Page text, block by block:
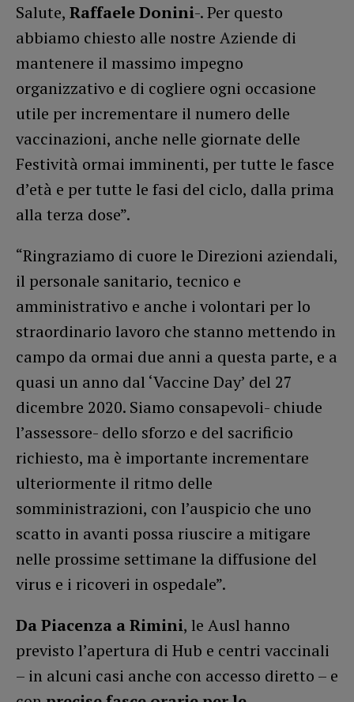
Salute, Raffaele Donini-. Per questo
abbiamo chiesto alle nostre Aziende di
mantenere il massimo impegno
organizzativo e di cogliere ogni occasione
utile per incrementare il numero delle
vaccinazioni, anche nelle giornate delle
Festività ormai imminenti, per tutte le fasce
d’età e per tutte le fasi del ciclo, dalla prima
alla terza dose”.
“Ringraziamo di cuore le Direzioni aziendali,
il personale sanitario, tecnico e
amministrativo e anche i volontari per lo
straordinario lavoro che stanno mettendo in
campo da ormai due anni a questa parte, e a
quasi un anno dal ‘Vaccine Day’ del 27
dicembre 2020. Siamo consapevoli- chiude
l’assessore- dello sforzo e del sacrificio
richiesto, ma è importante incrementare
ulteriormente il ritmo delle
somministrazioni, con l’auspicio che uno
scatto in avanti possa riuscire a mitigare
nelle prossime settimane la diffusione del
virus e i ricoveri in ospedale”.
Da Piacenza a Rimini, le Ausl hanno
previsto l’apertura di Hub e centri vaccinali
– in alcuni casi anche con accesso diretto – e